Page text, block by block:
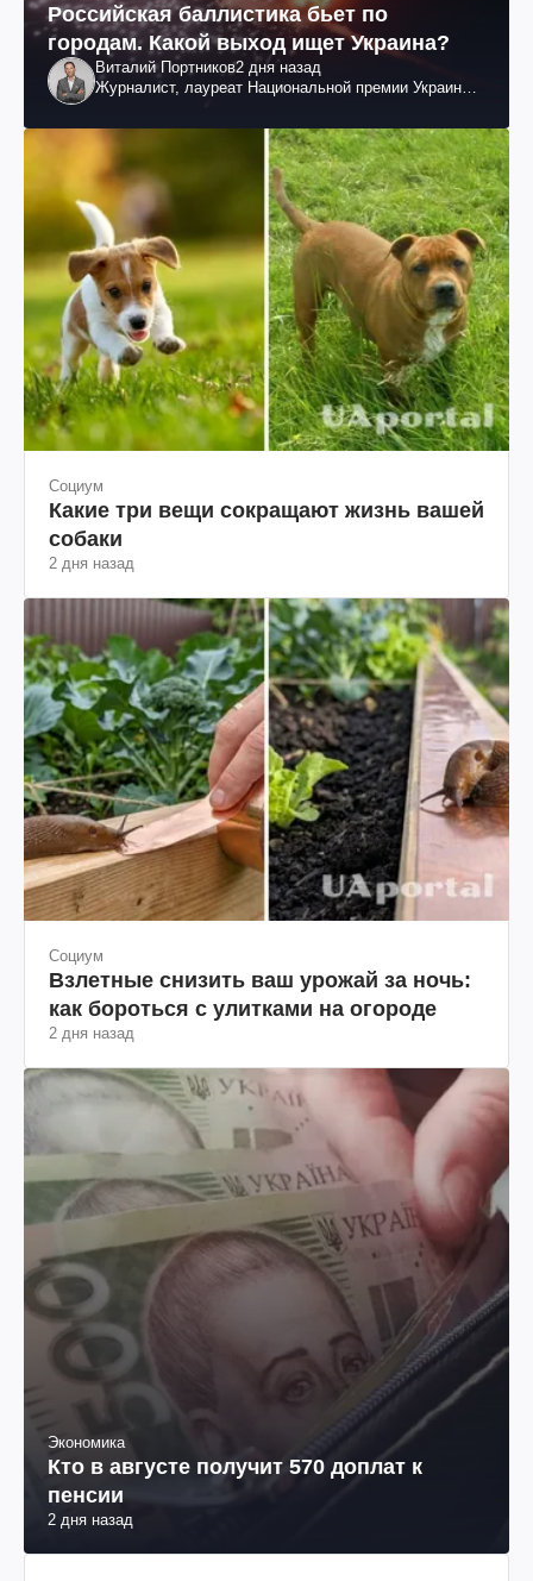
Российская баллистика бьет по
городам. Какой выход ищет Украина?
Виталий Портников2 дня назад
Журналист, лауреат Национальной премии Украины
Социум
Какие три вещи сокращают жизнь вашей
собаки
2 дня назад
Социум
Взлетные снизить ваш урожай за ночь:
как бороться с улитками на огороде
2 дня назад
Экономика
Кто в августе получит 570 доплат к
пенсии
2 дня назад